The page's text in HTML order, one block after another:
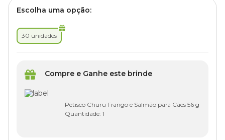
Escolha uma opção:
30 unidades
Compre e Ganhe este brinde
Petisco Churu Frango e Salmão para Cães 56 g
Quantidade: 1